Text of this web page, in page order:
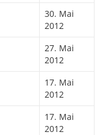
30. Mai
2012
27. Mai
2012
17. Mai
2012
17. Mai
2012